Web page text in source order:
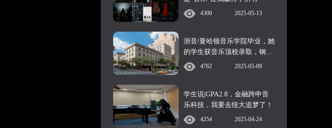
4300 2025-05-13
浙音/曼哈顿音乐学院毕业，她
的学生获音乐顶校录取，钢琴
表演的关键是：
4762 2025-05-09
学生说|GPA2.8，金融跨申音
乐科技，我要去纽大追梦了！
4254 2025-04-24